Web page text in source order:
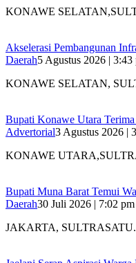
KONAWE
Akselerasi Pembangunan
Daerah5 Agustus 2026 | 3:43
KONAWE SELATAN,
Bupati Konawe Utara
Advertorial3 Agustus 2026 |
‎KONAWE
‎Bupati Muna Barat Temui
Daerah30 Juli 2026 | 7:02 pm
‎JAKARTA,